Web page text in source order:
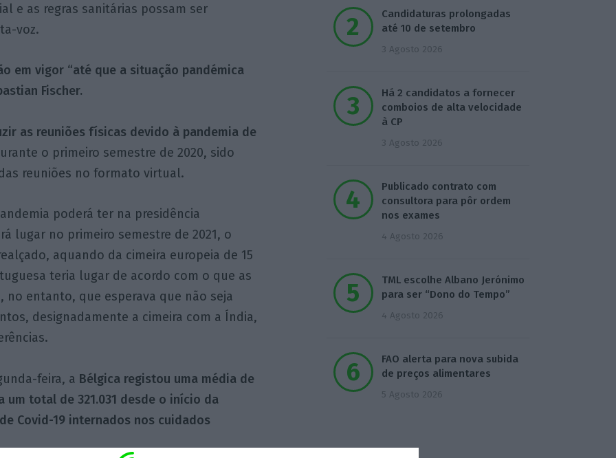
e as regras sanitárias possam ser
voz.
em vigor “até que a situação pandémica
Fischer.
as reuniões físicas devido à pandemia de
o primeiro semestre de 2020, sido
reuniões no formato virtual.
poderá ter na presidência
lugar no primeiro semestre de 2021, o
aquando da cimeira europeia de 15
teria lugar de acordo com o que as
entanto, que esperava que não seja
designadamente a cimeira com a Índia,
feira, a Bélgica registou uma média de
um total de 321.031 desde o início da
Covid-19 internados nos cuidados
Candidaturas prolongadas
até 10 de setembro
3 Agosto 2026
Há 2 candidatos a fornecer
comboios de alta velocidade
à CP
3 Agosto 2026
Publicado contrato com
consultora para pôr ordem
nos exames
4 Agosto 2026
TML escolhe Albano Jerónimo
para ser “Dono do Tempo”
4 Agosto 2026
FAO alerta para nova subida
de preços alimentares
5 Agosto 2026